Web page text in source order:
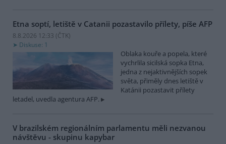
Etna soptí, letiště v Catanii pozastavilo přílety, píše AFP
8.8.2026 12:33 (ČTK)
Diskuse: 1
Oblaka kouře a popela, které
vychrlila sicilská sopka Etna,
jedna z nejaktivnějších sopek
světa, přiměly dnes letiště v
Katánii pozastavit přílety
letadel, uvedla agentura AFP.
V brazilském regionálním parlamentu měli nezvanou
návštěvu - skupinu kapybar